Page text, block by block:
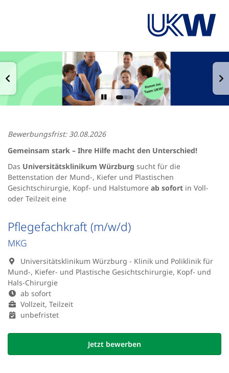
Pflegefachkraft (m/w/d)
MKG
Universitätsklinikum Würzburg - Klinik und Poliklinik für
Mund-, Kiefer- und Plastische Gesichtschirurgie, Kopf- und
Hals-Chirurgie
ab sofort
Vollzeit, Teilzeit
unbefristet
Jetzt bewerben
Bewerbungsfrist: 30.08.2026
Gemeinsam stark – Ihre Hilfe macht den Unterschied!
Das Universitätsklinikum Würzburg sucht für die
Bettenstation der Mund-, Kiefer und Plastischen
Gesichtschirurgie, Kopf- und Halstumore ab sofort in Voll-
oder Teilzeit eine